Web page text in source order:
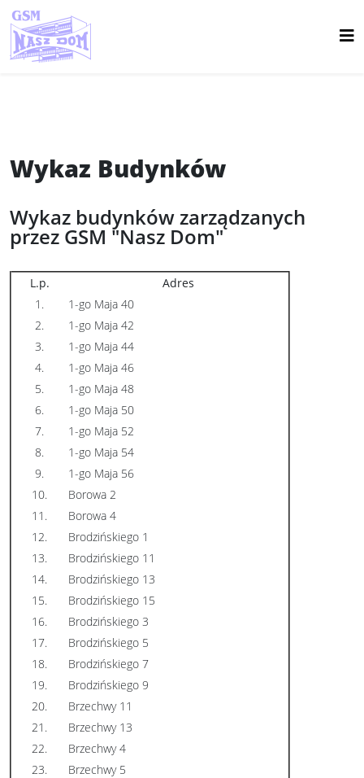
Wykaz Budynków
Wykaz budynków zarządzanych
przez GSM "Nasz Dom"
L.p.
Adres
1.
1-go Maja 40
2.
1-go Maja 42
3.
1-go Maja 44
4.
1-go Maja 46
5.
1-go Maja 48
6.
1-go Maja 50
7.
1-go Maja 52
8.
1-go Maja 54
9.
1-go Maja 56
10.
Borowa 2
11.
Borowa 4
12.
Brodzińskiego 1
13.
Brodzińskiego 11
14.
Brodzińskiego 13
15.
Brodzińskiego 15
16.
Brodzińskiego 3
17.
Brodzińskiego 5
18.
Brodzińskiego 7
19.
Brodzińskiego 9
20.
Brzechwy 11
21.
Brzechwy 13
22.
Brzechwy 4
23.
Brzechwy 5